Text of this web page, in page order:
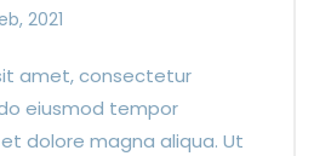
2021
amet, consectetur
eiusmod tempor
dolore magna aliqua. Ut